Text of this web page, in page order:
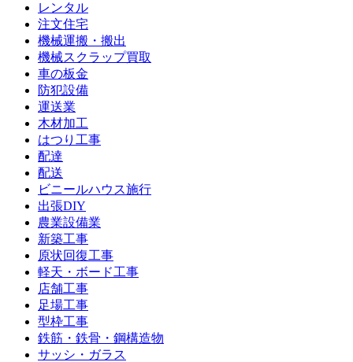
レンタル
注文住宅
機械運搬・搬出
機械スクラップ買取
車の板金
防犯設備
運送業
木材加工
はつり工事
配達
配送
ビニールハウス施行
出張DIY
農業設備業
新築工事
原状回復工事
軽天・ボード工事
店舗工事
足場工事
型枠工事
鉄筋・鉄骨・鋼構造物
サッシ・ガラス